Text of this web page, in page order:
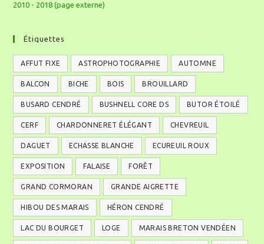
2010 - 2018 (page externe)
Étiquettes
AFFUT FIXE ASTROPHOTOGRAPHIE AUTOMNE
BALCON BICHE BOIS BROUILLARD
BUSARD CENDRÉ BUSHNELL CORE DS BUTOR ÉTOILÉ
CERF CHARDONNERET ÉLÉGANT CHEVREUIL
DAGUET ECHASSE BLANCHE ECUREUIL ROUX
EXPOSITION FALAISE FORÊT
GRAND CORMORAN GRANDE AIGRETTE
HIBOU DES MARAIS HÉRON CENDRÉ
LAC DU BOURGET LOGE MARAIS BRETON VENDÉEN